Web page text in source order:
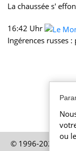
La chaussée s'
16:42 Uhr
Ingérences russes
© 1996-2026
ou